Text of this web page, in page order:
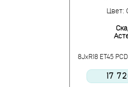
Цвет:
8JxR18 ET45
17